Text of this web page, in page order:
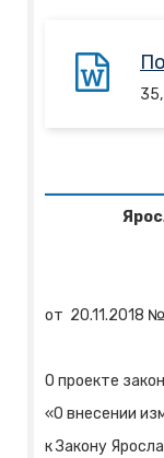
от 20.11.2018 №
О проекте
«О внесении
к Закону